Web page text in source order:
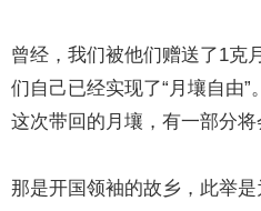
曾经，我们被他们赠送了1克
们自己已经实现了“月壤自由”。
这次带回的月壤，有一部分将
那是开国领袖的故乡，此举是